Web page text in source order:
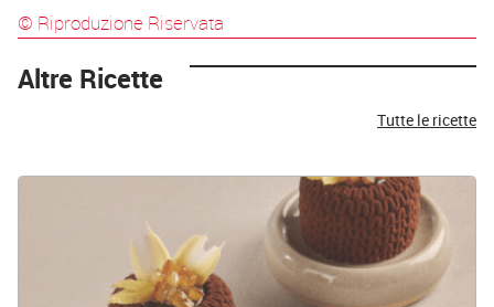
© Riproduzione Riservata
Altre Ricette
Tutte le ricette